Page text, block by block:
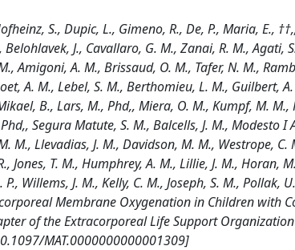
S., Dupic, L., Gimeno, R., De, P., Maria, E.,
J., Cavallaro, G. M., Zanai, R. M., Agati,
Amigoni, A. M., Brissaud, O. M., Tafer, N. M.,
A. M., Lebel, S. M., Berthomieu, L. M., Guilbert,
B., Lars, M., Phd,, Miera, O. M., Kumpf, M. M.,
Segura Matute, S. M., Balcells, J. M., Modesto I
M., Llevadias, J. M., Davidson, M. M., Westrope, C.
Jones, T. M., Humphrey, A. M., Lillie, J. M., Horan,
Willems, J. M., Kelly, C. M., Joseph, S. M., Pollak,
Membrane Oxygenation in Children with
of the Extracorporeal Life Support Organization
MAT.0000000000001309]